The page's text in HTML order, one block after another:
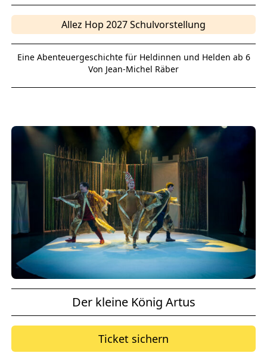
Allez Hop 2027 Schulvorstellung
Eine Abenteuergeschichte für Heldinnen und Helden ab 6
Von Jean-Michel Räber
Der kleine König Artus
Ticket sichern